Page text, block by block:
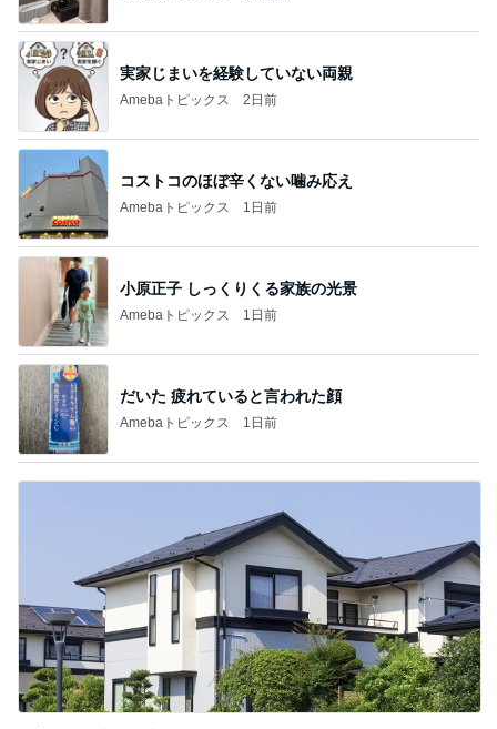
実家じまいを経験していない両親
Amebaトピックス 2日前
コストコのほぼ辛くない噛み応え
Amebaトピックス 1日前
小原正子 しっくりくる家族の光景
Amebaトピックス 1日前
だいた 疲れていると言われた顔
Amebaトピックス 1日前